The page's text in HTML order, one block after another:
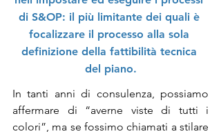
di S&OP: il più limitante dei quali è
focalizzare il processo alla sola
definizione della fattibilità tecnica
del piano.
In tanti anni di consulenza, possiamo
affermare di “averne viste di tutti i
colori”, ma se fossimo chiamati a stilare